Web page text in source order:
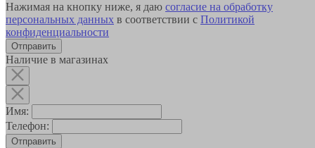
Нажимая на кнопку ниже, я даю согласие на обработку
персональных данных в соответствии с Политикой
конфиденциальности
Наличие в магазинах
Имя:
Телефон:
Отправить